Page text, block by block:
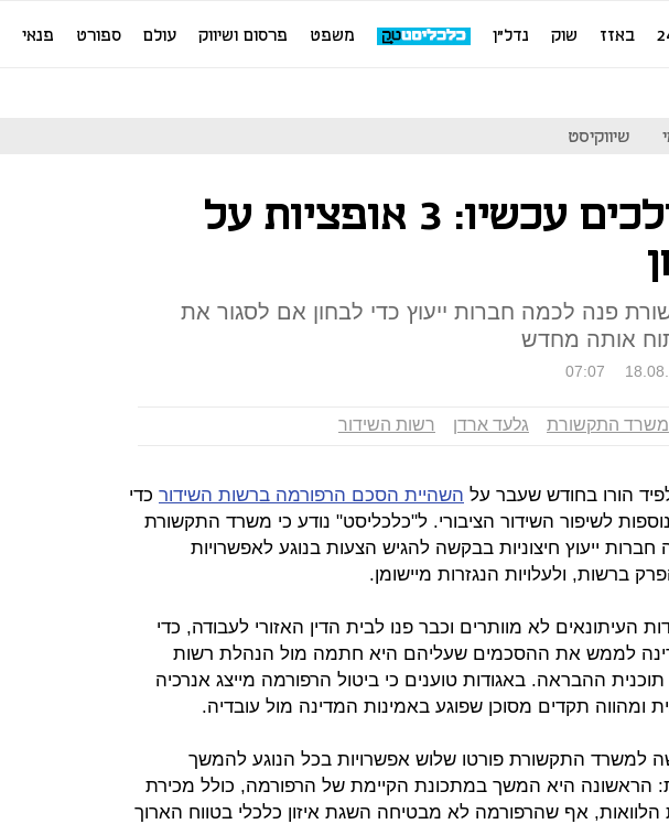
באזז שוק נדל"ן משפט פרסום ושיווק עולם ספורט פנאי
שיווקיסט
לאן הולכים עכשיו: 3 אופציות על
פנה לכמה חברות ייעוץ כדי לבחון אם לסגור את
אותה מחדש
07:07
משרד התקשורת גלעד ארדן רשות השידור
הורו בחודש שעבר על השהיית הסכם הרפורמה ברשות השידור כדי
לשיפור השידור הציבורי. ל"כלכליסט" נודע כי משרד התקשורת
ייעוץ חיצוניות בבקשה להגיש הצעות בנוגע לאפשרויות
ברשות, ולעלויות הנגזרות מיישומן.
העיתונאים לא מוותרים וכבר פנו לבית הדין האזורי לעבודה, כדי
לממש את ההסכמים שעליהם היא חתמה מול הנהלת רשות
תוכנית ההבראה. באגודות טוענים כי ביטול הרפורמה מייצג אנרכיה
ומהווה תקדים מסוכן שפוגע באמינות המדינה מול עובדיה.
למשרד התקשורת פורטו שלוש אפשרויות בכל הנוגע להמשך
הראשונה היא המשך במתכונת הקיימת של הרפורמה, כולל מכירת
הלוואות, אף שהרפורמה לא מבטיחה השגת איזון כלכלי בטווח הארוך